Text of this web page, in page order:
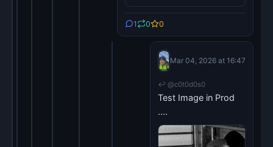
1 0 0
Joerg Moellenkamp
@c0t0d0s0
Mar 04, 2026 at 16:47
↩ @c0t0d0s0
Test Image in Prod
....